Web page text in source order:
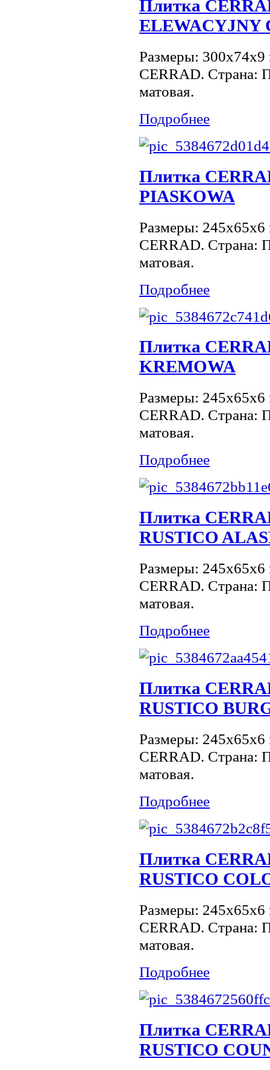
Плитка
ELEWACYJNY
Размеры: 300x74x9
CERRAD. Страна:
матовая.
Подробнее
Плитка
PIASKOWA
Размеры: 245x65x6
CERRAD. Страна:
матовая.
Подробнее
Плитка
KREMOWA
Размеры: 245x65x6
CERRAD. Страна:
матовая.
Подробнее
Плитка
RUSTICO
Размеры: 245x65x6
CERRAD. Страна:
матовая.
Подробнее
Плитка
RUSTICO
Размеры: 245x65x6
CERRAD. Страна:
матовая.
Подробнее
Плитка
RUSTICO
Размеры: 245x65x6
CERRAD. Страна:
матовая.
Подробнее
Плитка
RUSTICO